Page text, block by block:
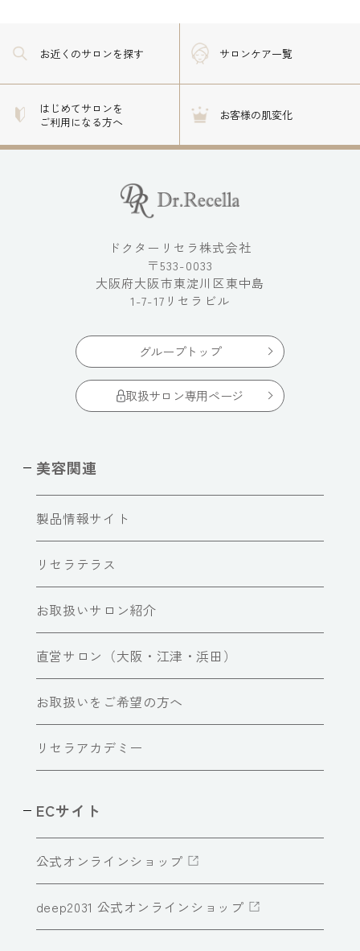
お近くのサロンを探す サロンケア一覧
はじめてサロンを
ご利用になる方へ
お客様の肌変化
ドクターリセラ株式会社
〒533-0033
大阪府大阪市東淀川区東中島
1-7-17リセラビル
グループトップ
取扱サロン専用ページ
美容関連
製品情報サイト
リセラテラス
お取扱いサロン紹介
直営サロン（大阪・江津・浜田）
お取扱いをご希望の方へ
リセラアカデミー
ECサイト
公式オンラインショップ
deep2031 公式オンラインショップ